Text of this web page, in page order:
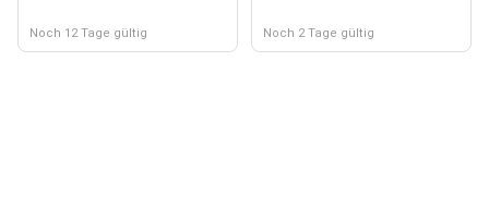
Noch 12 Tage gültig Noch 2 Tage gültig